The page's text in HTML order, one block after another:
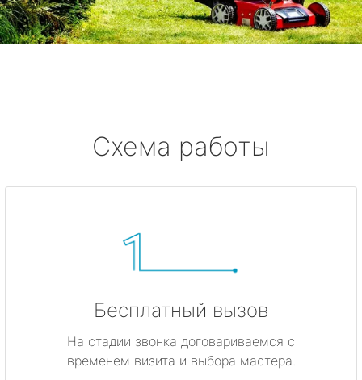
Тярлево
Смолячково
Высоцк
Схема работы
Бесплатный вызов
На стадии звонка договариваемся с
временем визита и выбора мастера.